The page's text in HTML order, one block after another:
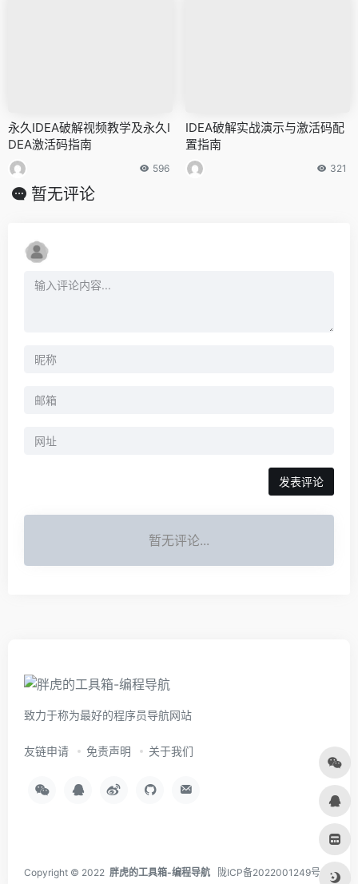
永久IDEA破解视频教学及永久I
DEA激活码指南
596
IDEA破解实战演示与激活码配
置指南
321
暂无评论
暂无评论...
致力于称为最好的程序员导航网站
友链申请 免责声明 关于我们
Copyright © 2022 胖虎的工具箱-编程导航 陇ICP备2022001249号